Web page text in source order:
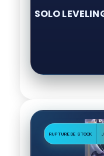
SOLO
RUPTURE DE STOCK